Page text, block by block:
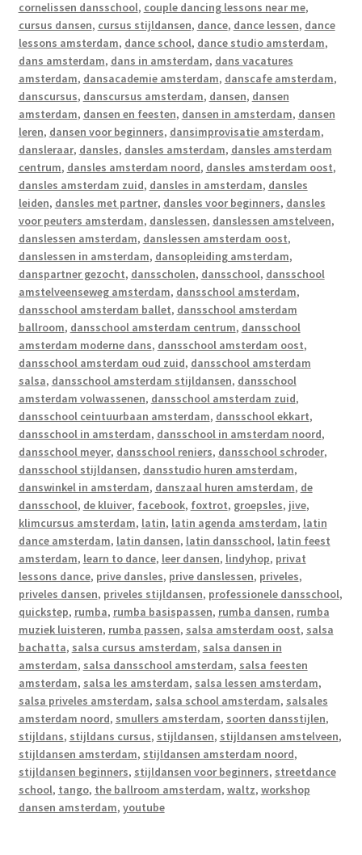
cornelissen dansschool, couple dancing lessons near me,
cursus dansen, cursus stijldansen, dance, dance lessen, dance
lessons amsterdam, dance school, dance studio amsterdam,
dans amsterdam, dans in amsterdam, dans vacatures
amsterdam, dansacademie amsterdam, danscafe amsterdam,
danscursus, danscursus amsterdam, dansen, dansen
amsterdam, dansen en feesten, dansen in amsterdam, dansen
leren, dansen voor beginners, dansimprovisatie amsterdam,
dansleraar, dansles, dansles amsterdam, dansles amsterdam
centrum, dansles amsterdam noord, dansles amsterdam oost,
dansles amsterdam zuid, dansles in amsterdam, dansles
leiden, dansles met partner, dansles voor beginners, dansles
voor peuters amsterdam, danslessen, danslessen amstelveen,
danslessen amsterdam, danslessen amsterdam oost,
danslessen in amsterdam, dansopleiding amsterdam,
danspartner gezocht, dansscholen, dansschool, dansschool
amstelveenseweg amsterdam, dansschool amsterdam,
dansschool amsterdam ballet, dansschool amsterdam
ballroom, dansschool amsterdam centrum, dansschool
amsterdam moderne dans, dansschool amsterdam oost,
dansschool amsterdam oud zuid, dansschool amsterdam
salsa, dansschool amsterdam stijldansen, dansschool
amsterdam volwassenen, dansschool amsterdam zuid,
dansschool ceintuurbaan amsterdam, dansschool ekkart,
dansschool in amsterdam, dansschool in amsterdam noord,
dansschool meyer, dansschool reniers, dansschool schroder,
dansschool stijldansen, dansstudio huren amsterdam,
danswinkel in amsterdam, danszaal huren amsterdam, de
dansschool, de kluiver, facebook, foxtrot, groepsles, jive,
klimcursus amsterdam, latin, latin agenda amsterdam, latin
dance amsterdam, latin dansen, latin dansschool, latin feest
amsterdam, learn to dance, leer dansen, lindyhop, privat
lessons dance, prive dansles, prive danslessen, priveles,
priveles dansen, priveles stijldansen, professionele dansschool,
quickstep, rumba, rumba basispassen, rumba dansen, rumba
muziek luisteren, rumba passen, salsa amsterdam oost, salsa
bachatta, salsa cursus amsterdam, salsa dansen in
amsterdam, salsa dansschool amsterdam, salsa feesten
amsterdam, salsa les amsterdam, salsa lessen amsterdam,
salsa priveles amsterdam, salsa school amsterdam, salsales
amsterdam noord, smullers amsterdam, soorten dansstijlen,
stijldans, stijldans cursus, stijldansen, stijldansen amstelveen,
stijldansen amsterdam, stijldansen amsterdam noord,
stijldansen beginners, stijldansen voor beginners, streetdance
school, tango, the ballroom amsterdam, waltz, workshop
dansen amsterdam, youtube